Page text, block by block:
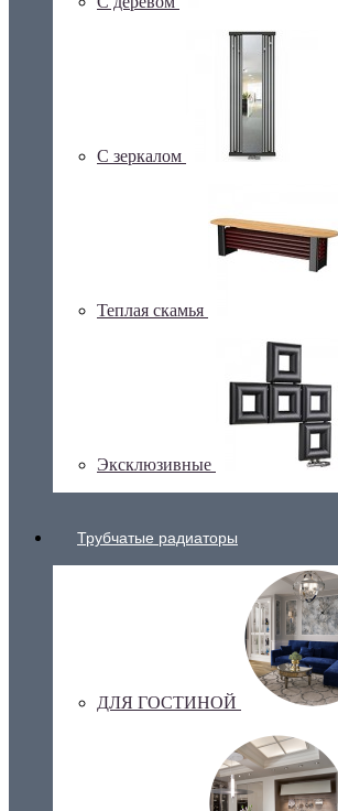
С зеркалом
Теплая скамья
Эксклюзивные
Трубчатые радиаторы
ДЛЯ ГОСТИНОЙ